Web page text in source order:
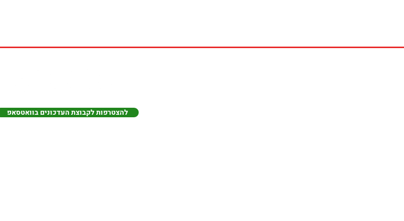
להצטרפות לקבוצת העדכונים בוואטסאפ